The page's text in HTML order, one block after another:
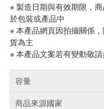
※ 製造日期與有效期限，
於包裝或產品中
※ 本產品網頁因拍攝關係
貨為主
※ 本產品文案若有變動敬
容量
商品來源國家